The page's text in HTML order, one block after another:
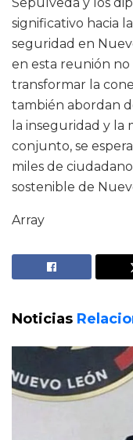
significativo hacia
seguridad en
en esta reunión
transformar la
también abordan
la inseguridad y la
conjunto, se
miles de
sostenible de
Array
Noticias